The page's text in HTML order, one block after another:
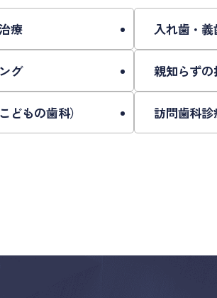
スピース矯正や歯の裏側からの矯正
ため、治療後も定期的なチェックが
に応じて装置の調整やケア指導を行
です。
とができます。
療 入れ歯・義
グ 親知らずの
どもの歯科） 訪問歯科診